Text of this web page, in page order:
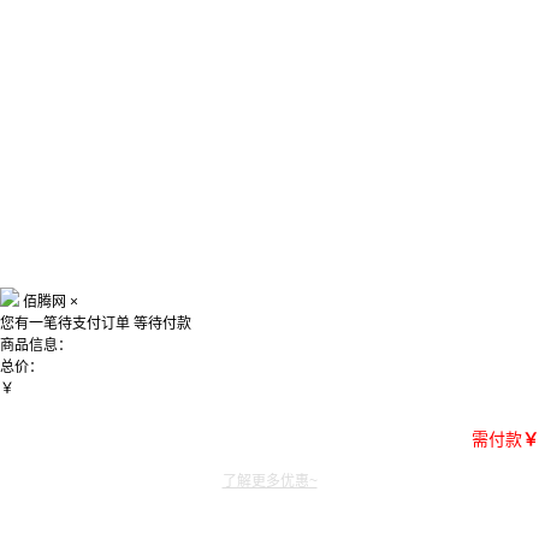
佰腾网 ×
您有一笔待支付订单 等待付款
商品信息：
总价：
￥
需付款￥
了解更多优惠~